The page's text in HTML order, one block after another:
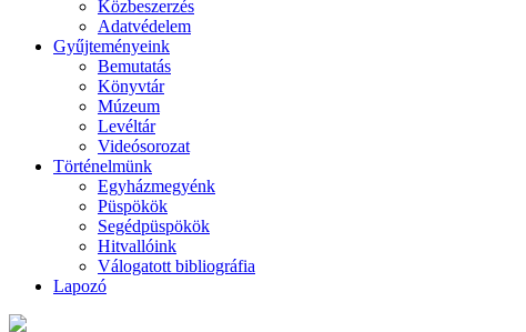
Közbeszerzés
Adatvédelem
Gyűjteményeink
Bemutatás
Könyvtár
Múzeum
Levéltár
Videósorozat
Történelmünk
Egyházmegyénk
Püspökök
Segédpüspökök
Hitvallóink
Válogatott bibliográfia
Lapozó